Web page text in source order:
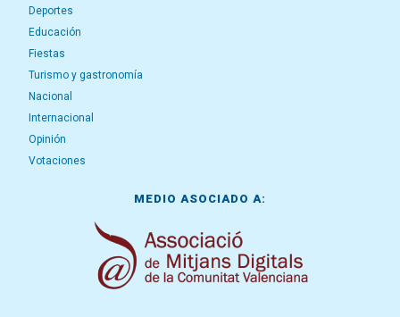
Deportes
Educación
Fiestas
Turismo y gastronomía
Nacional
Internacional
Opinión
Votaciones
MEDIO ASOCIADO A: